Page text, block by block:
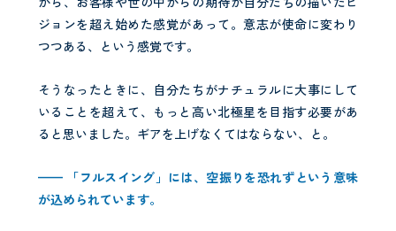
ジョンを超え始めた感覚があって。意志が使命に変わり
つつある、という感覚です。
そうなったときに、自分たちがナチュラルに大事にして
いることを超えて、もっと高い北極星を目指す必要があ
ると思いました。ギアを上げなくてはならない、と。
—— 「フルスイング」には、空振りを恐れずという意味
が込められています。